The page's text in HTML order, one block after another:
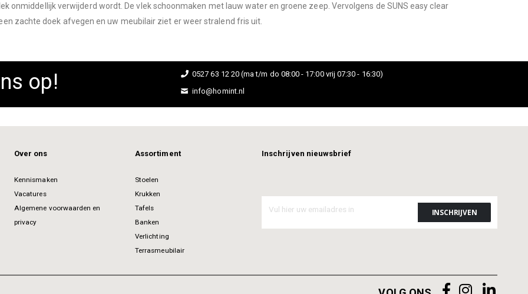
onmiddellijk verwijderd wordt. De vlek schoonmaken met lauw water en groene zeep. Vervolgens de SUNS easy clear
zachte doek afvegen en uw meubilair ziet er weer stralend fris uit.
op!
0527 63 12 20 (ma t/m do 08:00 - 17:00 vrij 07:30 - 16:30)
info@homint.nl
Over ons
Kennismaken
Vacatures
Algemene voorwaarden en
privacy
Assortiment
Stoelen
Krukken
Tafels
Banken
Verlichting
Terrasmeubilair
Inschrijven nieuwsbrief